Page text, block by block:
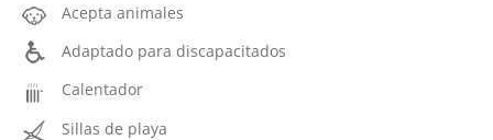
Acepta animales
Adaptado para discapacitados
Calentador
Sillas de playa